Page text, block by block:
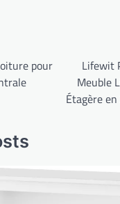
pour
Lifewit
Meuble
Étagère